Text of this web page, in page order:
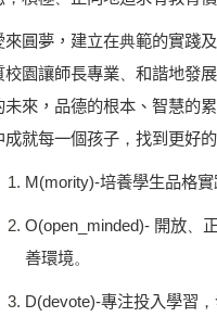
來圓夢，建立在典範的實踐
校園讓師長專業、 和諧地發
未來，品德的根本、智慧的
成就每一個孩子 ， 找到更好
M(mority)-培養學生品格實
O(open_minded)- 開放、
善環境。
D(devote)-專注投入學習 ，